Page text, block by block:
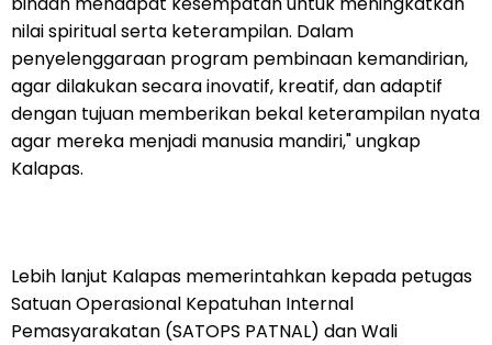
nilai spiritual serta keterampilan. Dalam
penyelenggaraan program pembinaan kemandirian,
agar dilakukan secara inovatif, kreatif, dan adaptif
dengan tujuan memberikan bekal keterampilan nyata
agar mereka menjadi manusia mandiri," ungkap
Kalapas.
Lebih lanjut Kalapas memerintahkan kepada petugas
Satuan Operasional Kepatuhan Internal
Pemasyarakatan (SATOPS PATNAL) dan Wali